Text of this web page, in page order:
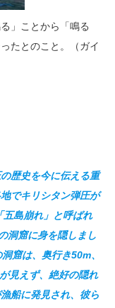
」ことから「鳴る
たとのこと。（ガイ
歴史を今に伝える重
でキリシタン弾圧が
島崩れ」と呼ばれ
洞窟に身を隠しまし
窟は、奥行き50m、
見えず、絶好の隠れ
船に発見され、彼ら